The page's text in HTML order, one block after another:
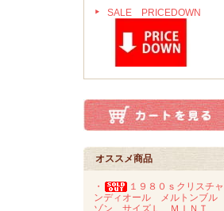
SALE PRICEDOWN
オススメ商品
・
１９８０ｓクリスチャ
ンディオール メルトンブル